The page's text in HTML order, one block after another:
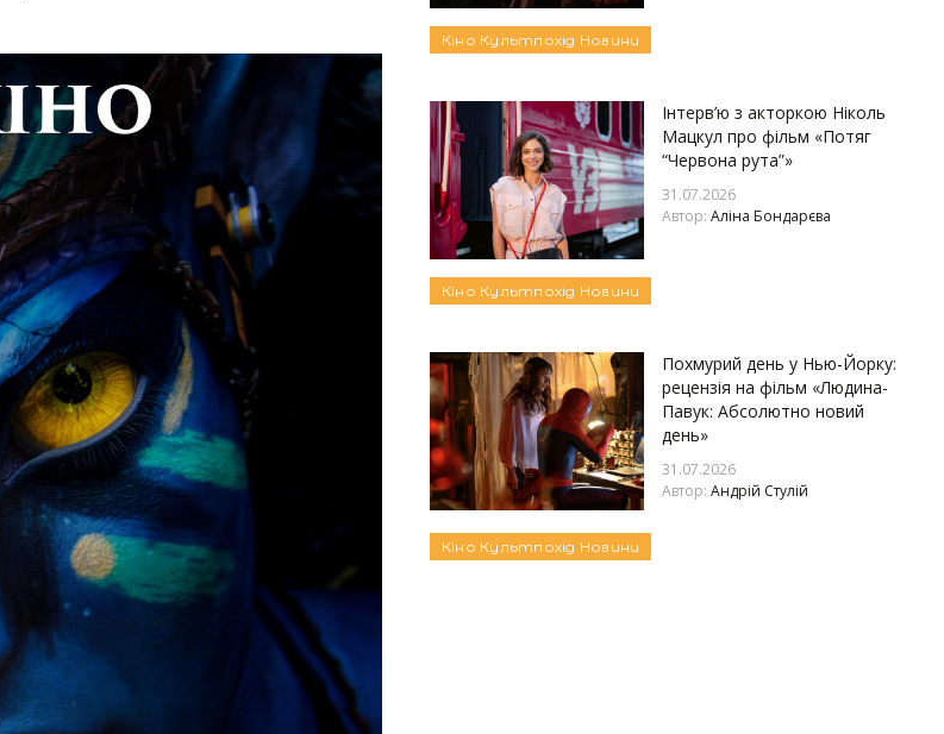
Кіно Культпохід Новини
Інтерв’ю з акторкою Ніколь
Мацкул про фільм «Потяг
“Червона рута”»
31.07.2026
Автор: Аліна Бондарєва
Кіно Культпохід Новини
Похмурий день у Нью-Йорку:
рецензія на фільм «Людина-
Павук: Абсолютно новий
день»
31.07.2026
Автор: Андрій Стулій
Кіно Культпохід Новини